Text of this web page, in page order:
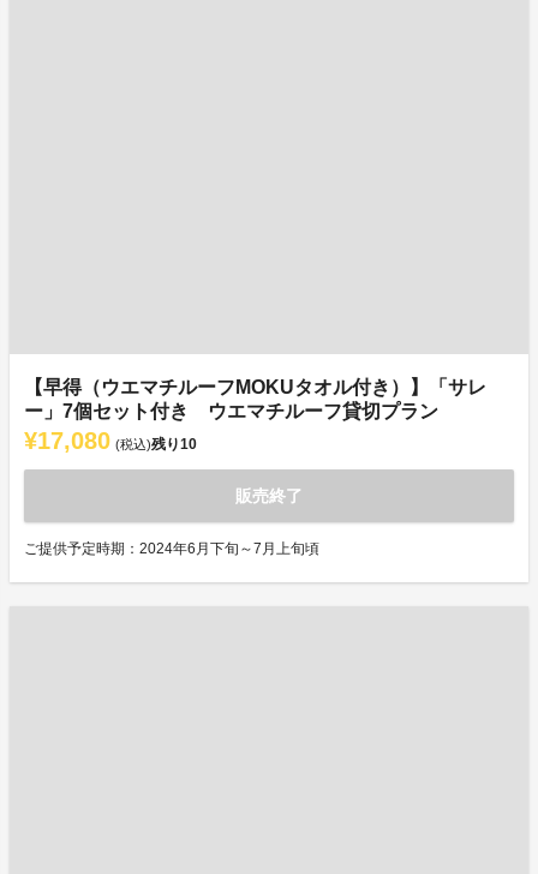
【早得（ウエマチルーフMOKUタオル付き）】「サレ
ー」7個セット付き ウエマチルーフ貸切プラン
¥17,080 (税込)残り10
販売終了
ご提供予定時期：2024年6月下旬～7月上旬頃